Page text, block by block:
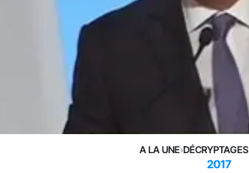
A LA UNE›DÉCRYPTAGES
2017